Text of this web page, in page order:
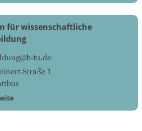
für wissenschaftliche
tu.de
Straße 1